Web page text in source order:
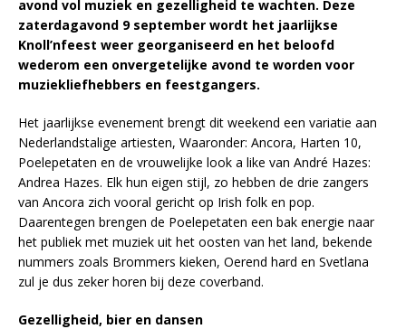
avond vol muziek en gezelligheid te wachten. Deze
zaterdagavond 9 september wordt het jaarlijkse
Knoll’nfeest weer georganiseerd en het beloofd
wederom een onvergetelijke avond te worden voor
muziekliefhebbers en feestgangers.
Het jaarlijkse evenement brengt dit weekend een variatie aan
Nederlandstalige artiesten, Waaronder: Ancora, Harten 10,
Poelepetaten en de vrouwelijke look a like van André Hazes:
Andrea Hazes. Elk hun eigen stijl, zo hebben de drie zangers
van Ancora zich vooral gericht op Irish folk en pop.
Daarentegen brengen de Poelepetaten een bak energie naar
het publiek met muziek uit het oosten van het land, bekende
nummers zoals Brommers kieken, Oerend hard en Svetlana
zul je dus zeker horen bij deze coverband.
Gezelligheid, bier en dansen